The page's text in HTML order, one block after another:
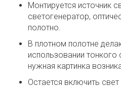
Монтируется источник
светогенератор,
полотно.
В плотном полотне
использовании
нужная картинка
Остается включить свет